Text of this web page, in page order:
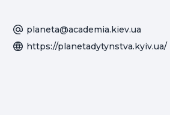
planeta@academia.kiev.ua
https://planetadytynstva.kyiv.ua/